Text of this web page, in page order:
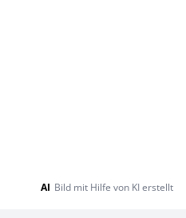
AI Bild mit Hilfe von KI erstellt